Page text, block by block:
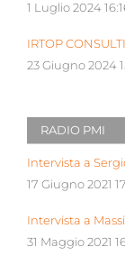
1 Luglio 2024
IRTOP
23 Giugno 2024
RADIO PMI
Intervista a
17 Giugno 2021
Intervista a
31 Maggio 2021